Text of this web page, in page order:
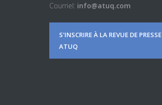
Courriel: info@atuq.com
S'INSCRIRE À LA REVUE DE PRESSE
ATUQ